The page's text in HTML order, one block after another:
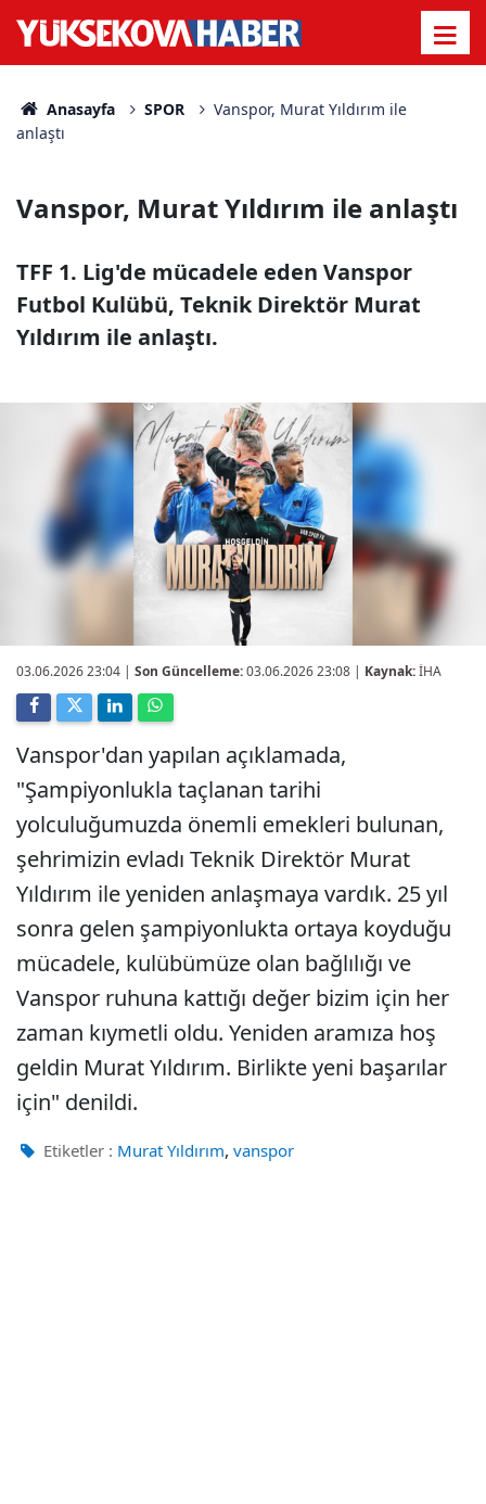
Anasayfa SPOR
Vanspor, Murat Yıldırım ile
anlaştı
Vanspor, Murat Yıldırım ile anlaştı
TFF 1. Lig'de mücadele eden Vanspor
Futbol Kulübü, Teknik Direktör Murat
Yıldırım ile anlaştı.
03.06.2026 23:04 | Son Güncelleme:03.06.2026 23:08 | Kaynak:İHA
Vanspor'dan yapılan açıklamada,
"Şampiyonlukla taçlanan tarihi
yolculuğumuzda önemli emekleri bulunan,
şehrimizin evladı Teknik Direktör Murat
Yıldırım ile yeniden anlaşmaya vardık. 25 yıl
sonra gelen şampiyonlukta ortaya koyduğu
mücadele, kulübümüze olan bağlılığı ve
Vanspor ruhuna kattığı değer bizim için her
zaman kıymetli oldu. Yeniden aramıza hoş
geldin Murat Yıldırım. Birlikte yeni başarılar
için" denildi.
Etiketler : Murat Yıldırım, vanspor